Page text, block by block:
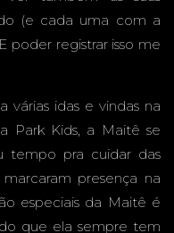
-
(e cada uma com a
poder registrar isso me
várias idas e vindas na
Park Kids, a Maitê se
tempo pra cuidar das
presença na
especiais da Maitê é
que ela sempre tem